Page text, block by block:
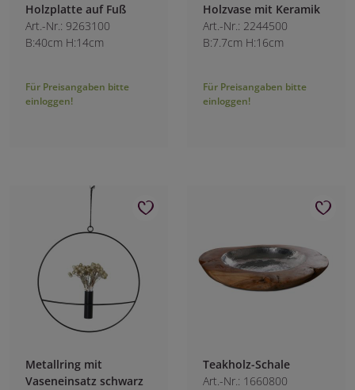
Holzplatte auf Fuß
Art.-Nr.: 9263100
B:40cm H:14cm
Für Preisangaben bitte
einloggen!
Holzvase mit Keramik
Art.-Nr.: 2244500
B:7.7cm H:16cm
Für Preisangaben bitte
einloggen!
Metallring mit
Vaseneinsatz schwarz
Teakholz-Schale
Art.-Nr.: 1660800